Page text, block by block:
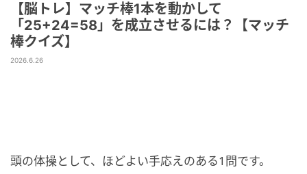
【脳トレ】マッチ棒1本を動かして
「25+24=58」を成立させるには？【マッチ
棒クイズ】
2026.6.26
頭の体操として、ほどよい手応えのある1問です。